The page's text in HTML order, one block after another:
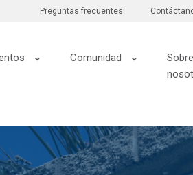
Preguntas frecuentes
Comunidad
Sobre